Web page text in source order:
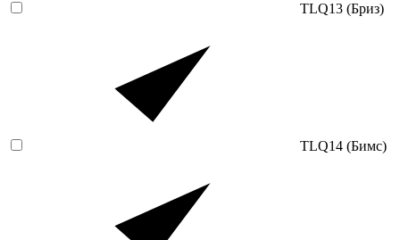
TLQ13 (Бриз)
TLQ14 (Бимс)